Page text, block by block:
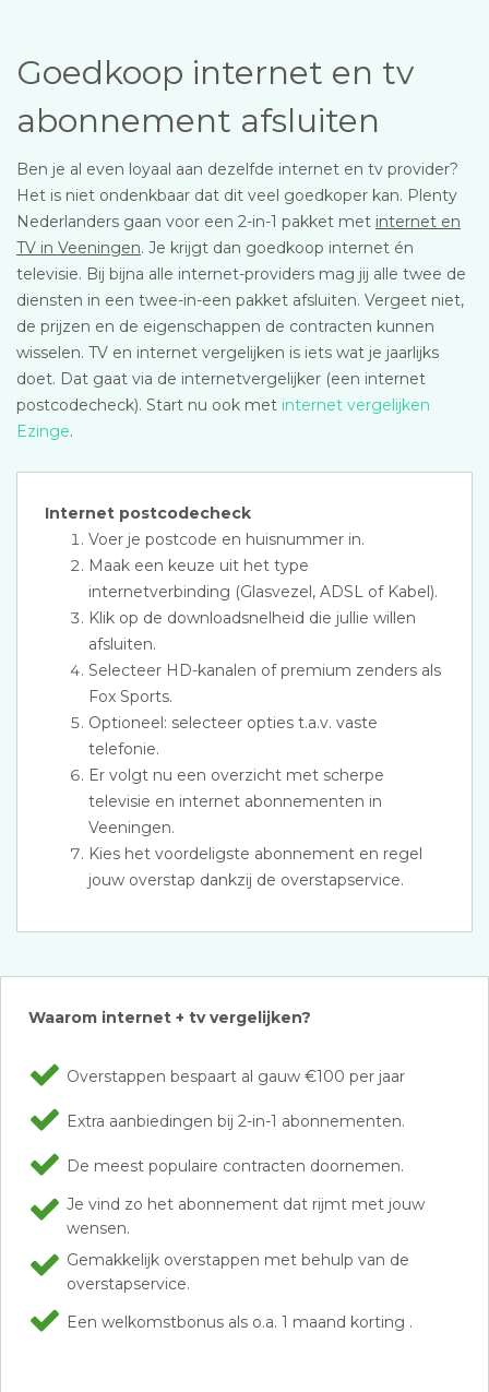
Goedkoop internet en tv
abonnement afsluiten
Ben je al even loyaal aan dezelfde internet en tv provider?
Het is niet ondenkbaar dat dit veel goedkoper kan. Plenty
Nederlanders gaan voor een 2-in-1 pakket met internet en
TV in Veeningen. Je krijgt dan goedkoop internet én
televisie. Bij bijna alle internet-providers mag jij alle twee de
diensten in een twee-in-een pakket afsluiten. Vergeet niet,
de prijzen en de eigenschappen de contracten kunnen
wisselen. TV en internet vergelijken is iets wat je jaarlijks
doet. Dat gaat via de internetvergelijker (een internet
postcodecheck). Start nu ook met internet vergelijken
Ezinge.
Internet postcodecheck
Voer je postcode en huisnummer in.
Maak een keuze uit het type
internetverbinding (Glasvezel, ADSL of Kabel).
Klik op de downloadsnelheid die jullie willen
afsluiten.
Selecteer HD-kanalen of premium zenders als
Fox Sports.
Optioneel: selecteer opties t.a.v. vaste
telefonie.
Er volgt nu een overzicht met scherpe
televisie en internet abonnementen in
Veeningen.
Kies het voordeligste abonnement en regel
jouw overstap dankzij de overstapservice.
Waarom internet + tv vergelijken?
Overstappen bespaart al gauw €100 per jaar
Extra aanbiedingen bij 2-in-1 abonnementen.
De meest populaire contracten doornemen.
Je vind zo het abonnement dat rijmt met jouw
wensen.
Gemakkelijk overstappen met behulp van de
overstapservice.
Een welkomstbonus als o.a. 1 maand korting .